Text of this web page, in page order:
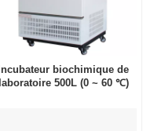
Incubateur biochimique de
laboratoire 500L (0 ~ 60 ℃)